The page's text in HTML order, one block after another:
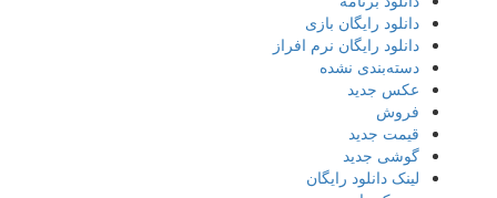
دانلود رایگان بازی
دانلود رایگان نرم افراز
دسته‌بندی نشده
عکس جدید
فروش
قیمت جدید
گوشی جدید
لینک دانلود رایگان